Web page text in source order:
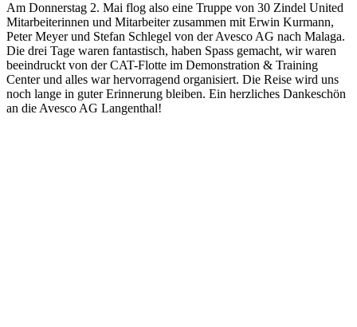
Am Donnerstag 2. Mai flog also eine Truppe von 30 Zindel United
Mitarbeiterinnen und Mitarbeiter zusammen mit Erwin Kurmann,
Peter Meyer und Stefan Schlegel von der Avesco AG nach Malaga.
Die drei Tage waren fantastisch, haben Spass gemacht, wir waren
beeindruckt von der CAT-Flotte im Demonstration & Training
Center und alles war hervorragend organisiert. Die Reise wird uns
noch lange in guter Erinnerung bleiben. Ein herzliches Dankeschön
an die Avesco AG Langenthal!